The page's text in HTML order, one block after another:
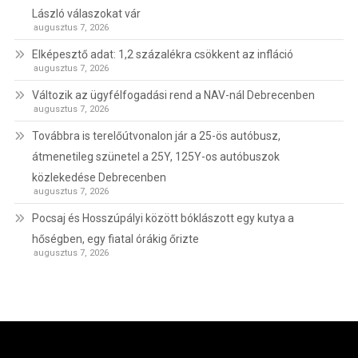
László válaszokat vár
augusztus 7, 2026
Elképesztő adat: 1,2 százalékra csökkent az infláció
augusztus 7, 2026
Változik az ügyfélfogadási rend a NAV-nál Debrecenben
augusztus 7, 2026
Továbbra is terelőútvonalon jár a 25-ös autóbusz,
átmenetileg szünetel a 25Y, 125Y-os autóbuszok
közlekedése Debrecenben
augusztus 7, 2026
Pocsaj és Hosszúpályi között bóklászott egy kutya a
hőségben, egy fiatal órákig őrizte
augusztus 7, 2026